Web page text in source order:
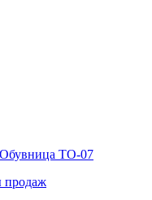
ТО-07
продаж